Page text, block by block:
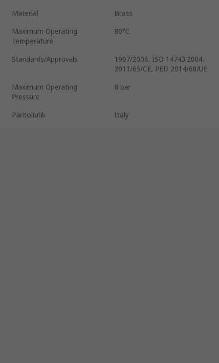
Material
Brass
Maximum Operating
Temperature
80°C
Standards/Approvals
1907/2006, ISO 14743:2004,
2011/65/CE, PED 2014/68/UE
Maximum Operating
Pressure
8 bar
Päritoluriik Italy